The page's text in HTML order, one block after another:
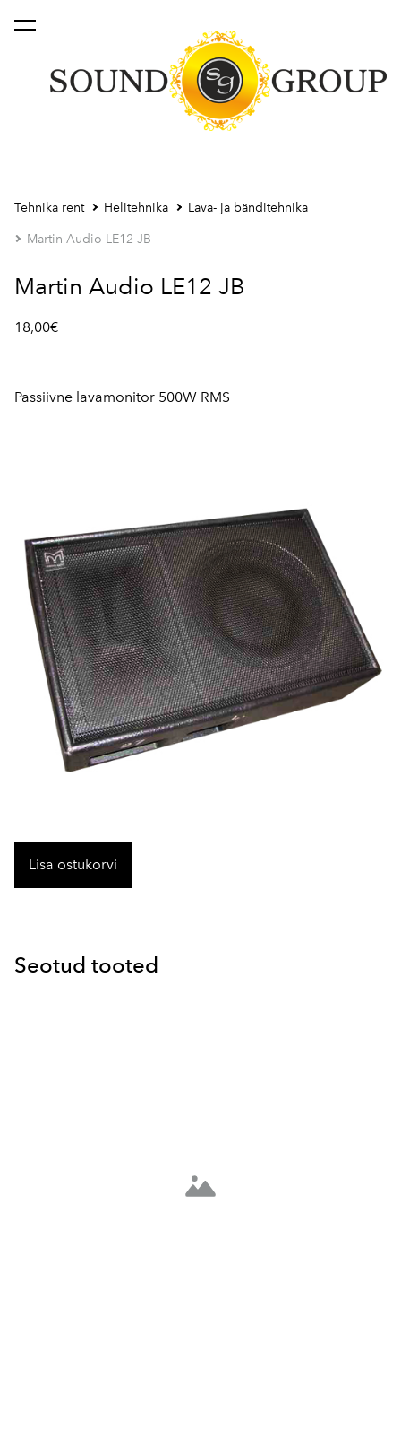
lisati ostukorvi. Vaata ostukorvi
Tehnika rent Helitehnika Lava- ja bänditehnika
Martin Audio LE12 JB
Lisa ostukorvi
Martin Audio LE12 JB
18,00€
Passiivne lavamonitor 500W RMS
Seotud tooted